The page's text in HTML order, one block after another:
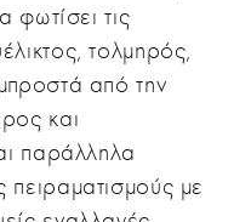
φωτίσει τις
τολμηρός,
από την
και
παράλληλα
με